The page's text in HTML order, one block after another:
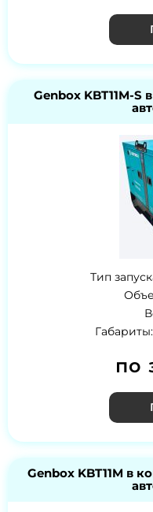
Genbox KBT11M-
Тип
по
Genbox KBT11M в